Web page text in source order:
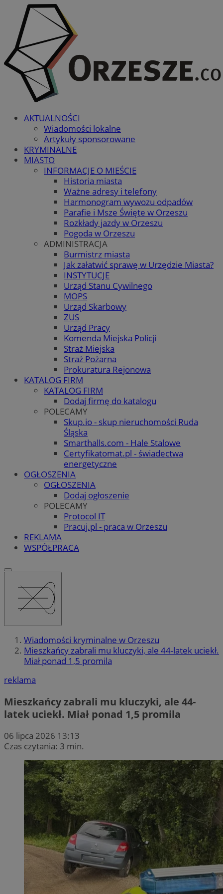
AKTUALNOŚCI
Wiadomości lokalne
Artykuły sponsorowane
KRYMINALNE
MIASTO
INFORMACJE O MIEŚCIE
Historia miasta
Ważne adresy i telefony
Harmonogram wywozu odpadów
Parafie i Msze Święte w Orzeszu
Rozkłady jazdy w Orzeszu
Pogoda w Orzeszu
ADMINISTRACJA
Burmistrz miasta
Jak załatwić sprawę w Urzędzie Miasta?
INSTYTUCJE
Urząd Stanu Cywilnego
MOPS
Urząd Skarbowy
ZUS
Urząd Pracy
Komenda Miejska Policji
Straż Miejska
Straż Pożarna
Prokuratura Rejonowa
KATALOG FIRM
KATALOG FIRM
Dodaj firmę do katalogu
POLECAMY
Skup.io - skup nieruchomości Ruda
Śląska
Smarthalls.com - Hale Stalowe
Certyfikatomat.pl - świadectwa
energetyczne
OGŁOSZENIA
OGŁOSZENIA
Dodaj ogłoszenie
POLECAMY
Protocol IT
Pracuj.pl - praca w Orzeszu
REKLAMA
WSPÓŁPRACA
Wiadomości kryminalne w Orzeszu
Mieszkańcy zabrali mu kluczyki, ale 44-latek uciekł.
Miał ponad 1,5 promila
reklama
Mieszkańcy zabrali mu kluczyki, ale 44-
latek uciekł. Miał ponad 1,5 promila
06 lipca 2026 13:13
Czas czytania: 3 min.